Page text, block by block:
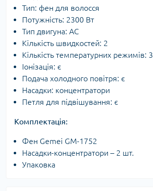
Тип: фен для волосся
Потужність: 2300 Вт
Тип двигуна: AC
Кількість швидкостей: 2
Кількість температурних режимів: 3
Іонізація: є
Подача холодного повітря: є
Насадки: концентратори
Петля для підвішування: є
Комплектація:
Фен Gemei GM-1752
Насадки-концентратори – 2 шт.
Упаковка